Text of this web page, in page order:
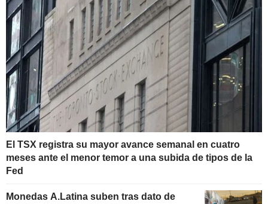
El TSX registra su mayor avance semanal en cuatro
meses ante el menor temor a una subida de tipos de la
Fed
Monedas A.Latina suben tras dato de